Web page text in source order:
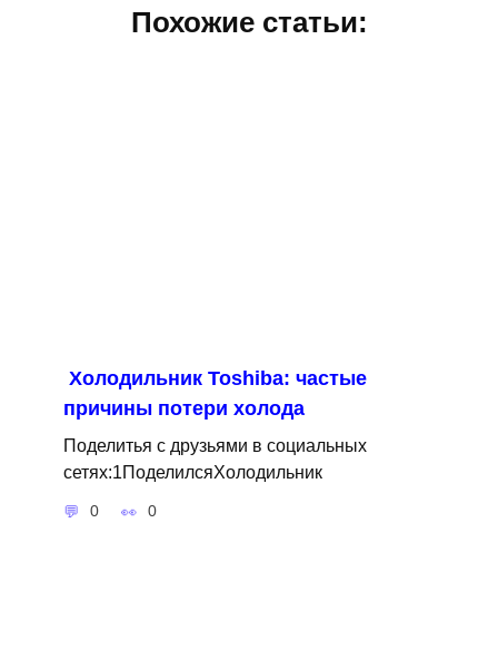
Похожие статьи:
Холодильник Toshiba: частые
причины потери холода
Поделитья с друзьями в социальных
сетях:1ПоделилсяХолодильник
0 0